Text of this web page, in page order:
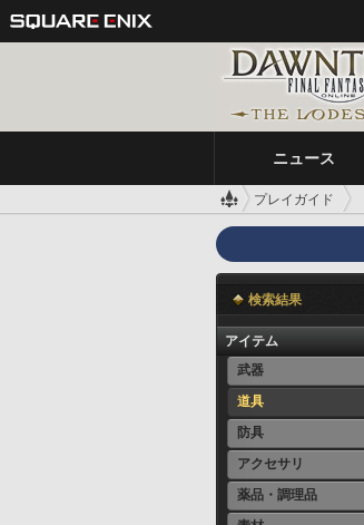
ニュース
プレイガイド
検索結果
アイテム
武器
道具
防具
アクセサリ
薬品・調理品